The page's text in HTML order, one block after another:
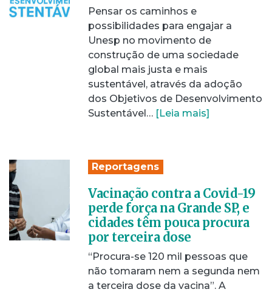
Pensar os caminhos e
possibilidades para engajar a
Unesp no movimento de
construção de uma sociedade
global mais justa e mais
sustentável, através da adoção
dos Objetivos de Desenvolvimento
Sustentável… [Leia mais]
Reportagens
Vacinação contra a Covid-19
perde força na Grande SP, e
cidades têm pouca procura
por terceira dose
“Procura-se 120 mil pessoas que
não tomaram nem a segunda nem
a terceira dose da vacina”. A